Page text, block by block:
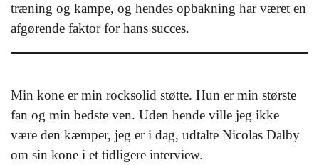
træning og kampe, og hendes opbakning har været en
afgørende faktor for hans succes.
Min kone er min rocksolid støtte. Hun er min største
fan og min bedste ven. Uden hende ville jeg ikke
være den kæmper, jeg er i dag, udtalte Nicolas Dalby
om sin kone i et tidligere interview.